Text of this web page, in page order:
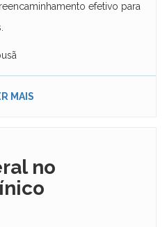
efetivo para
MAIS
no